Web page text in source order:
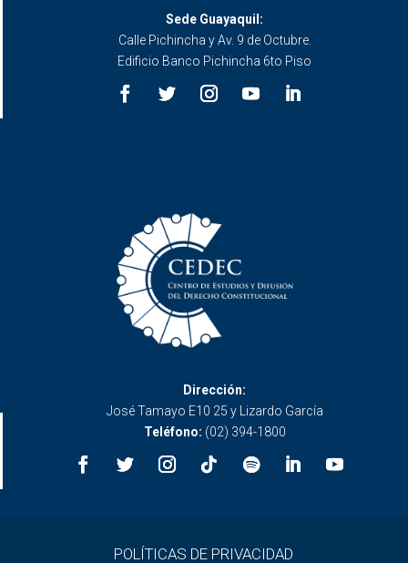
Sede Guayaquil:
Calle Pichincha y Av. 9 de Octubre.
Edificio Banco Pichincha 6to Piso
Dirección:
José Tamayo E10 25 y Lizardo García
Teléfono: (02) 394-1800
POLÍTICAS DE PRIVACIDAD